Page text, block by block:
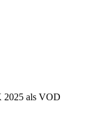
als VOD